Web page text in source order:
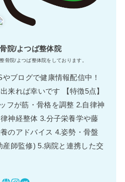
院/よつば整体院
骨院/よつば整体院をしております。
やブログで健康情報配信中！
来れば幸いです 【特徴5点】
フが筋・骨格を調整 2.自律神
神経整体 3.分子栄養学や藤
のアドバイス 4.姿勢・骨盤
師監修) 5.病院と連携した交